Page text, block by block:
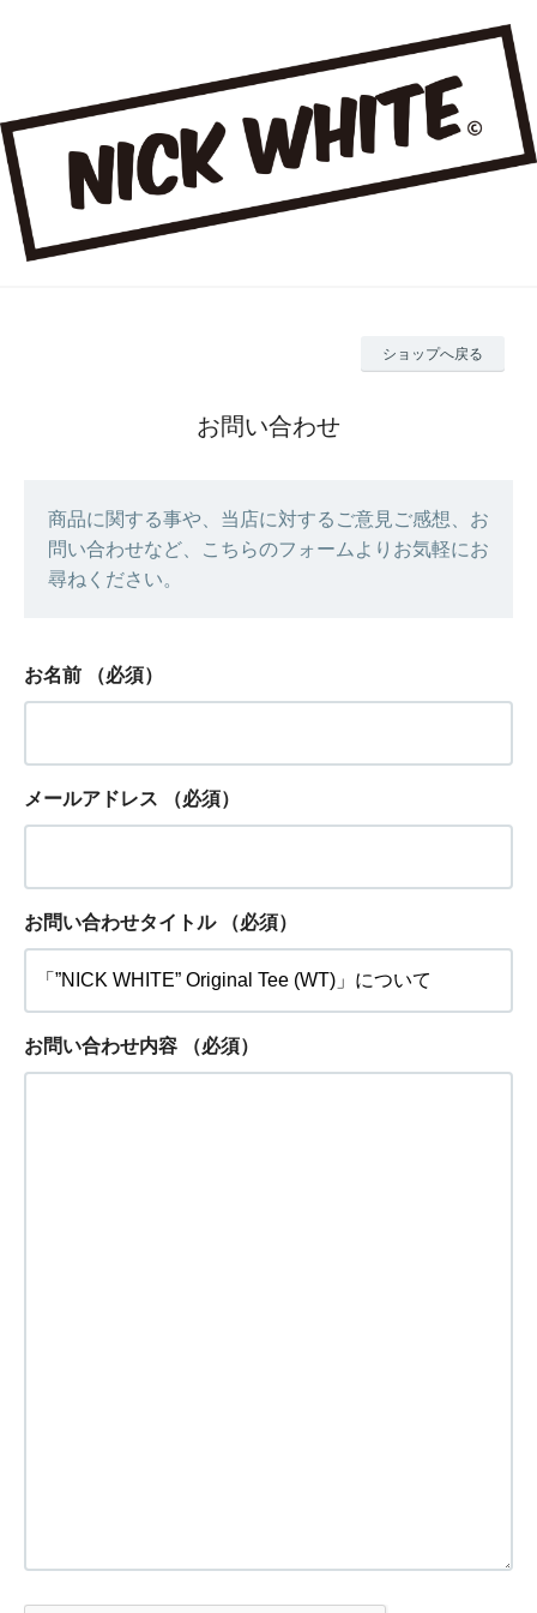
ショップへ戻る
お問い合わせ
商品に関する事や、当店に対するご意見ご感想、お
問い合わせなど、こちらのフォームよりお気軽にお
尋ねください。
お名前 （必須）
メールアドレス （必須）
お問い合わせタイトル （必須）
お問い合わせ内容 （必須）